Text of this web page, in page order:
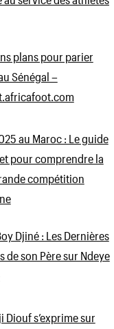
plans pour parier
Sénégal –
au Maroc : Le guide
pour comprendre la
compétition
Djiné : Les Dernières
de son Père sur Ndeye
Diouf s’exprime sur